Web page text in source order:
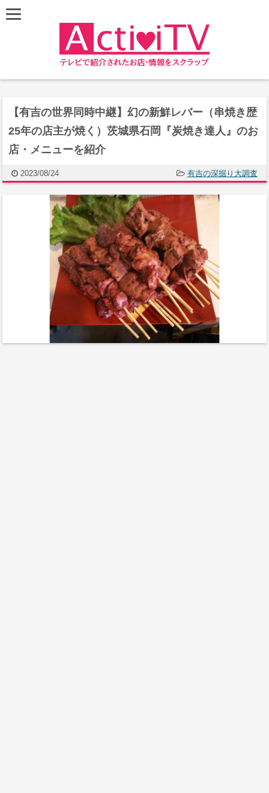
【有吉の世界同時中継】幻の新鮮レバー（串焼き歴
25年の店主が焼く）茨城県石岡『炭焼き達人』のお
店・メニューを紹介
2023/08/24 有吉の深掘り大調査